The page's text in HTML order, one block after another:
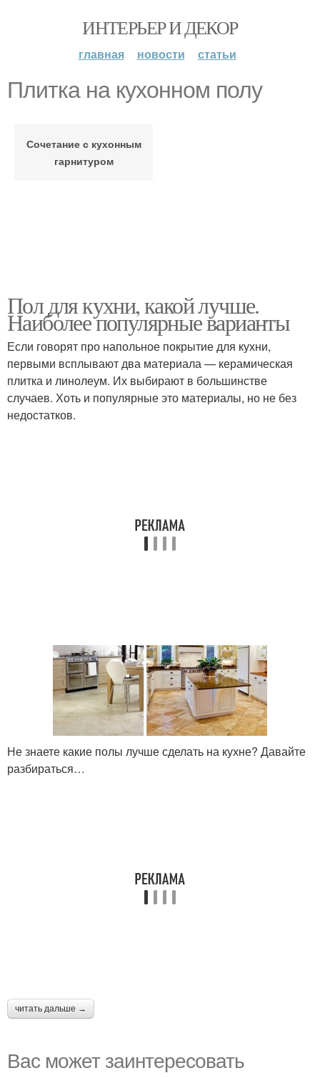
ИНТЕРЬЕР И ДЕКОР
главная новости статьи
Плитка на кухонном полу
Сочетание с кухонным
гарнитуром
Пол для кухни, какой лучше.
Наиболее популярные варианты
Если говорят про напольное покрытие для кухни,
первыми всплывают два материала — керамическая
плитка и линолеум. Их выбирают в большинстве
случаев. Хоть и популярные это материалы, но не без
недостатков.
Не знаете какие полы лучше сделать на кухне? Давайте
разбираться…
читать дальше →
Вас может заинтересовать